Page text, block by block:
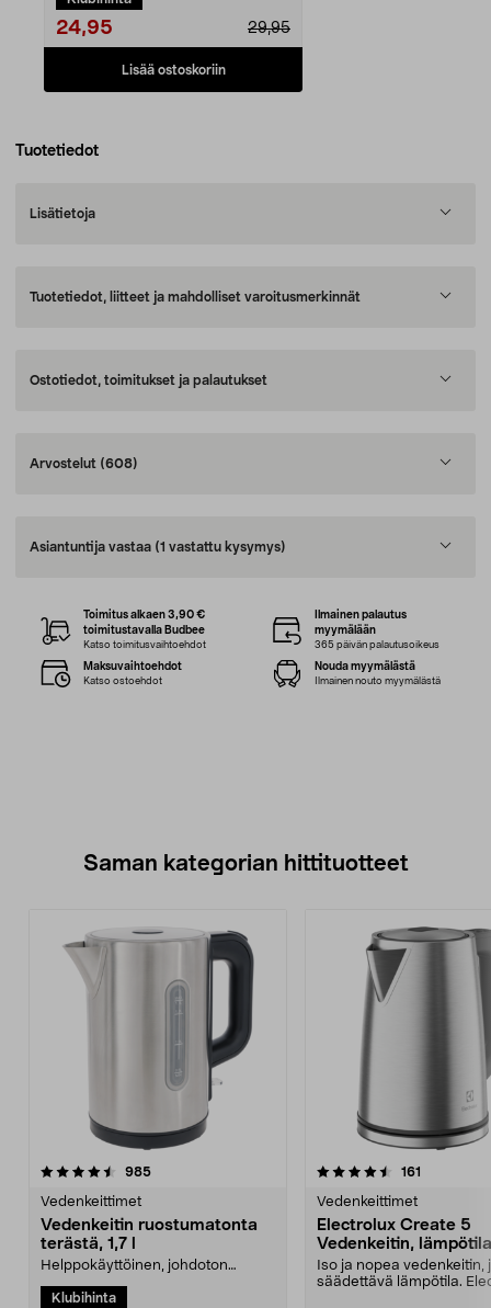
24,95 29,95
Lisää ostoskoriin
Tuotetiedot
Lisätietoja
Tuotetiedot, liitteet ja mahdolliset varoitusmerkinnät
Ostotiedot, toimitukset ja palautukset
Arvostelut (608)
Asiantuntija vastaa (1 vastattu kysymys)
Toimitus alkaen 3,90 €
toimitustavalla Budbee
Katso toimitusvaihtoehdot
Ilmainen palautus
myymälään
365 päivän palautusoikeus
Maksuvaihtoehdot
Katso ostoehdot
Nouda myymälästä
Ilmainen nouto myymälästä
Saman kategorian hittituotteet
985arvostelut
Vedenkeittimet
Vedenkeitin ruostumatonta
terästä, 1,7 l
Helppokäyttöinen, johdoton
Vedenkeitin ruostumat...
Klubihinta
4.5 viidestä
161
Vedenkeittimet
Electrolux Create 5
Vedenkeitin,
1,7 l
Iso ja nopea vedenkeitin,
säädettävä lämpötila.
4.5 viidestä